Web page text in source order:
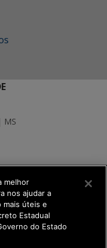
MS
melhor
nos ajudar a
mais úteis e
Estadual
do Estado